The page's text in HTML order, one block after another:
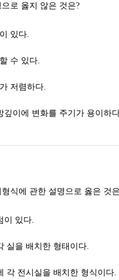
사무소 건축의 실단위 계획에 관한 설명으로 옳지 않은 것은?
있다.
수 있다.
저렴하다.
개실 시스템은 연속된 긴 복도로 인해 방깊이에 변화를 주기가 용이
미술관 전시실의 순회형식 중 연속 순회형식에 관한 설명으로 옳은
이 있다.
연속된 전시실의 한 쪽 복도에 의해서 각 실을 배치한 형태이다.
중심부에 하나의 큰 홀을 두고 그 주위에 각 전시실을 배치한 형식이다.